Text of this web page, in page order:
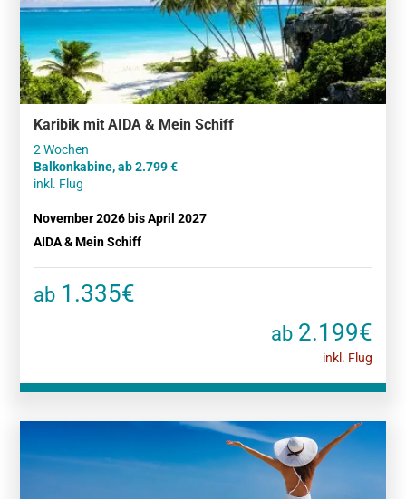
Karibik mit AIDA & Mein Schiff
Balkonkabine, ab 2.799
inkl. Flug
November 2026 bis April 2027
AIDA & Mein Schiff
ab 1.335€
ab2.199€
inkl. Flug